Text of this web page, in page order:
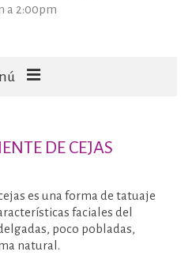
a 2:00pm
DE CEJAS
es una forma de tatuaje
faciales del
poco pobladas,
natural.